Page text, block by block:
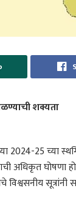
शक्यता
2024-25 च्या
अधिकृत घोषणा
सूत्रांनी